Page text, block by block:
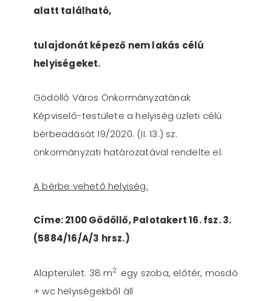
alatt található,
tulajdonát képező nem lakás célú
helyiségeket.
Gödöllő Város Önkormányzatának
Képviselő-testülete a helyiség üzleti célú
bérbeadását 19/2020. (II. 13.) sz.
önkormányzati határozatával rendelte el.
A bérbe vehető helyiség:
Címe: 2100 Gödöllő, Palotakert 16. fsz. 3.
(5884/16/A/3 hrsz.)
Alapterület: 38 m2 egy szoba, előtér, mosdó
+ wc helyiségekből áll